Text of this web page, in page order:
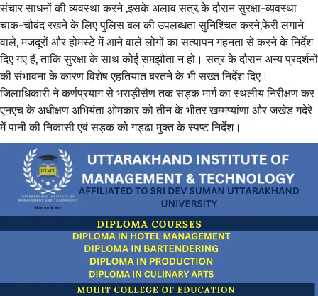
संचार साधनों की व्यवस्था करने ,इसके अलाव सत्र के दौरान सुरक्षा-व्यवस्था
चाक-चौबंद रखने के लिए पुलिस बल की उपलब्धता सुनिश्चित करने,फेरी लगाने
वाले, मजदूरों और होमस्टे में आने वाले लोगों का सत्यापन गहनता से करने के निर्देश
दिए गए हैं, ताकि सुरक्षा के साथ कोई समझौता न हो। सत्र के दौरान अन्य प्रदर्शनों
की संभावना के कारण विशेष एहतियात बरतने के भी सख्त निर्देश दिए।
जिलाधिकारी ने कर्णप्रयाग से भराड़ीसैण तक सड़क मार्ग का स्थलीय निरीक्षण कर
एनएच के अधीक्षण अभियंता ओमकार को तीन के भीतर खम्मप्यांणा और जखेड गदेरे
में पानी की निकासी एवं सड़क को गड्ढा मुक्त के स्पष्ट निर्देश।